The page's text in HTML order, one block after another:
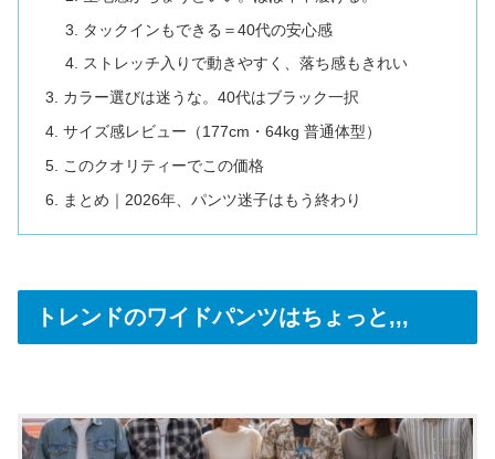
タックインもできる＝40代の安心感
ストレッチ入りで動きやすく、落ち感もきれい
カラー選びは迷うな。40代はブラック一択
サイズ感レビュー（177cm・64kg 普通体型）
このクオリティーでこの価格
まとめ｜2026年、パンツ迷子はもう終わり
トレンドのワイドパンツはちょっと,,,